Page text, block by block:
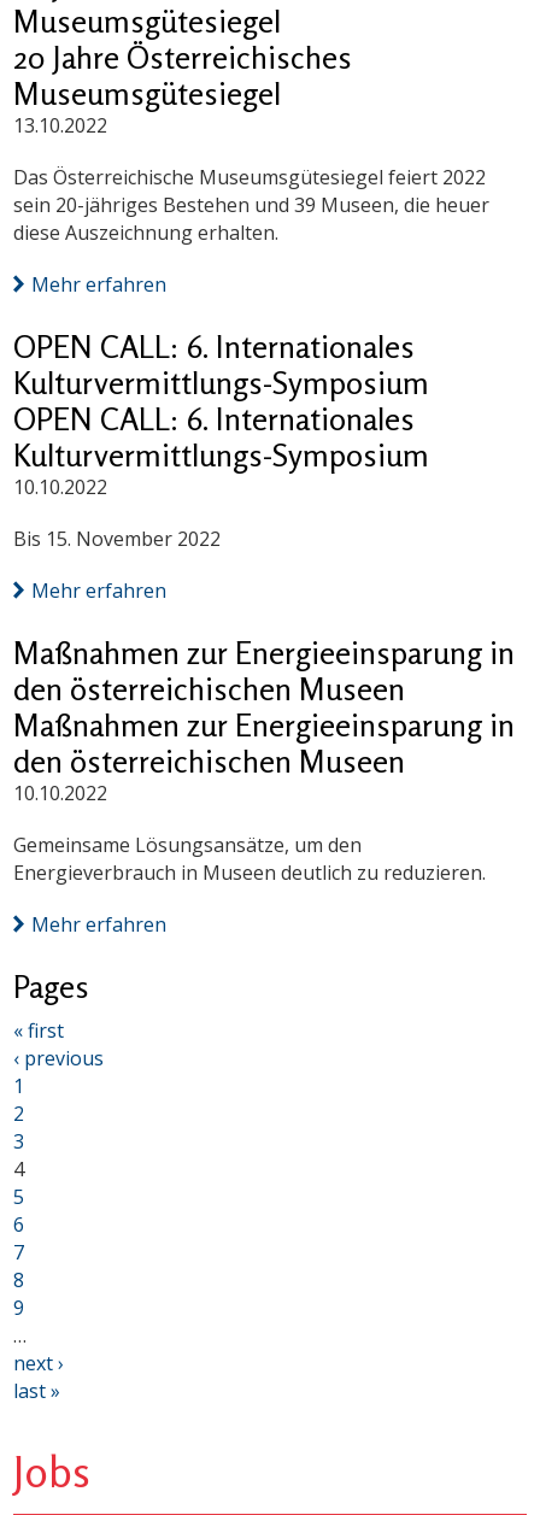
Museumsgütesiegel
20 Jahre Österreichisches
Museumsgütesiegel
13.10.2022
Das Österreichische Museumsgütesiegel feiert 2022
sein 20-jähriges Bestehen und 39 Museen, die heuer
diese Auszeichnung erhalten.
Mehr erfahren
OPEN CALL: 6. Internationales
Kulturvermittlungs-Symposium
OPEN CALL: 6. Internationales
Kulturvermittlungs-Symposium
10.10.2022
Bis 15. November 2022
Mehr erfahren
Maßnahmen zur Energieeinsparung in
den österreichischen Museen
Maßnahmen zur Energieeinsparung in
den österreichischen Museen
10.10.2022
Gemeinsame Lösungsansätze, um den
Energieverbrauch in Museen deutlich zu reduzieren.
Mehr erfahren
Pages
« first
‹ previous
1
2
3
4
5
6
7
8
9
…
next ›
last »
Jobs